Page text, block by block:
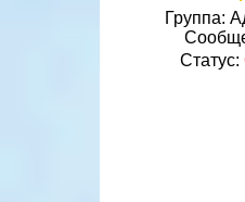
Группа:
Статус: